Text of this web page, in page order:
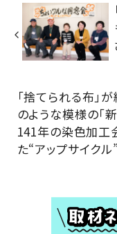
「捨てられる布」
のような模様の「
141年の染色加工
た“アップサイクル”